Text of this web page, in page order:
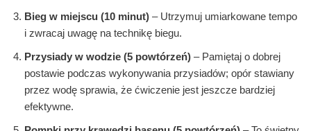
Bieg w miejscu (10 minut) – Utrzymuj umiarkowane tempo
i zwracaj uwagę na technikę biegu.
Przysiady w wodzie (5 powtórzeń) – Pamiętaj o dobrej
postawie podczas wykonywania przysiadów; opór stawiany
przez wodę sprawia, że ćwiczenie jest jeszcze bardziej
efektywne.